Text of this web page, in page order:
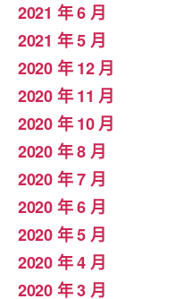
2021 年 6 月
2021 年 5 月
2020 年 12 月
2020 年 11 月
2020 年 10 月
2020 年 8 月
2020 年 7 月
2020 年 6 月
2020 年 5 月
2020 年 4 月
2020 年 3 月